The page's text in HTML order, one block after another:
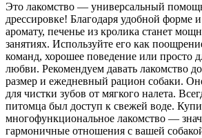
Это лакомство — универсальный
дрессировке! Благодаря удобной форме
аромату, печенье из кролика станет
занятиях. Используйте его как
команд, хорошее поведение или просто
любви. Рекомендуем давать лакомство
размер и ежедневный рацион собаки.
для чистки зубов от мягкого налета.
питомца был доступ к свежей воде.
многофункциональное лакомство —
гармоничные отношения с вашей